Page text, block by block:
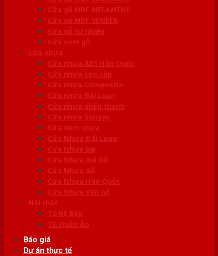
Cửa gỗ MDF MELAMINE
Cửa gỗ MDF VENEER
Cửa gỗ tự nhiên
Cửa vòm gỗ
Cửa nhựa
Cửa nhựa ABS Hàn Quốc
Cửa nhựa cao cấp
Cửa nhựa Composite
Cửa nhựa Đài Loan
Cửa nhựa ghép thanh
Cửa nhựa Sungyu
Cửa vòm nhựa
Cửa Nhựa Đài Loan
Cửa Nhựa Đẹp
Cửa Nhựa Giả Gỗ
Cửa Nhựa Gỗ
Cửa Nhựa Hàn Quốc
Cửa Nhựa Vân Gỗ
Nội thất
Tủ Kệ Bếp
Tủ Quần Áo
Báo giá
Dự án thực tế